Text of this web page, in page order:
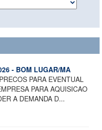
- BOM LUGAR/MA
PARA EVENTUAL
PARA AQUISICAO
A DEMANDA D...